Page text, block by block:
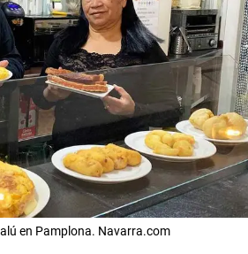
en Pamplona. Navarra.com